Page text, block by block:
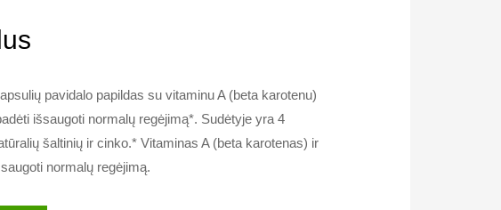
pavidalo papildas su vitaminu A (beta karotenu)
išsaugoti normalų regėjimą*. Sudėtyje yra 4
šaltinių ir cinko.* Vitaminas A (beta karotenas) ir
normalų regėjimą.